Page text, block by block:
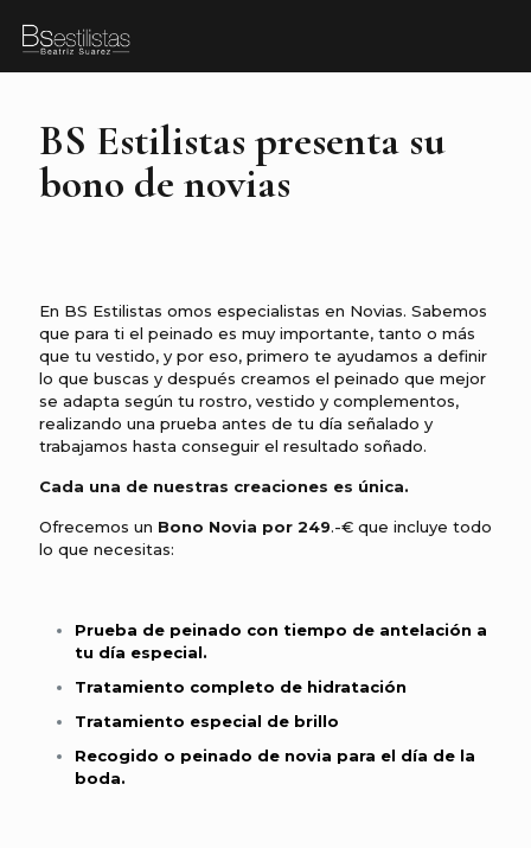
BS Estilistas presenta su
bono de novias
En BS Estilistas omos especialistas en Novias. Sabemos
que para ti el peinado es muy importante, tanto o más
que tu vestido, y por eso, primero te ayudamos a definir
lo que buscas y después creamos el peinado que mejor
se adapta según tu rostro, vestido y complementos,
realizando una prueba antes de tu día señalado y
trabajamos hasta conseguir el resultado soñado.
Cada una de nuestras creaciones es única.
Ofrecemos un Bono Novia por 249.-€ que incluye todo
lo que necesitas:
Prueba de peinado con tiempo de antelación a
tu día especial.
Tratamiento completo de hidratación
Tratamiento especial de brillo
Recogido o peinado de novia para el día de la
boda.